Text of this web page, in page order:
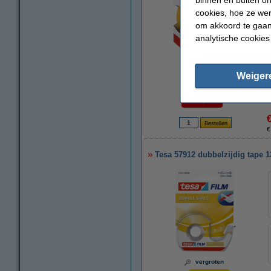
vergroten
Tesa 57912 dubbelzijdig tape
vergroten
cookies, hoe ze
om akkoord te
analytische